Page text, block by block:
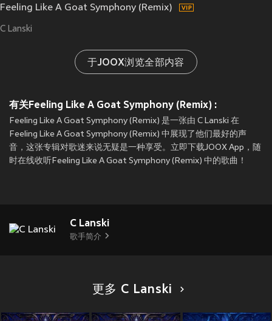
Feeling Like A Goat Symphony (Remix)
C Lanski
于JOOX浏览全部内容
有关Feeling Like A Goat Symphony (Remix) :
Feeling Like A Goat Symphony (Remix) 是一张由 C Lanski 在
Feeling Like A Goat Symphony (Remix) 中展现了他们最好的声
音，这张专辑对歌迷来说无疑是一种享受。立即下载JOOX App，随
时在线收听Feeling Like A Goat Symphony (Remix) 中的歌曲！
C Lanski
歌手简介
更多 C Lanski